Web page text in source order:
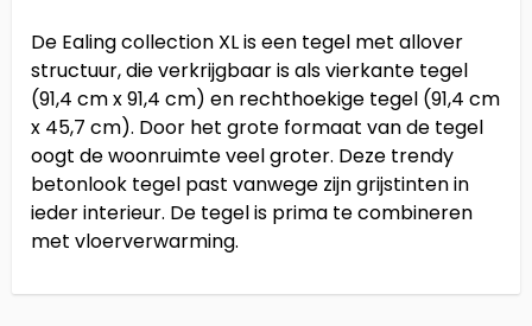
De Ealing collection XL is een tegel met allover
structuur, die verkrijgbaar is als vierkante tegel
(91,4 cm x 91,4 cm) en rechthoekige tegel (91,4 cm
x 45,7 cm). Door het grote formaat van de tegel
oogt de woonruimte veel groter. Deze trendy
betonlook tegel past vanwege zijn grijstinten in
ieder interieur. De tegel is prima te combineren
met vloerverwarming.